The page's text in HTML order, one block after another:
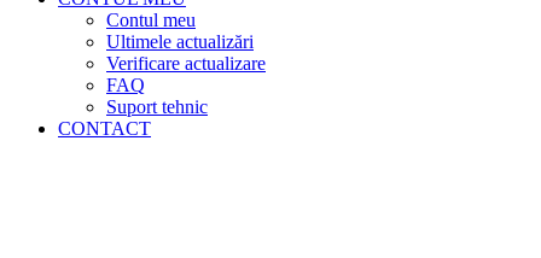
Contul meu
Ultimele actualizări
Verificare actualizare
FAQ
Suport tehnic
CONTACT